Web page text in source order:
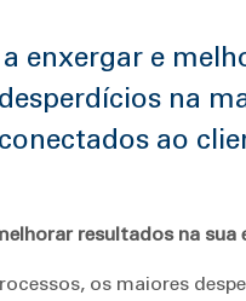
enxergar e
na
ao
resultados na
os maiores